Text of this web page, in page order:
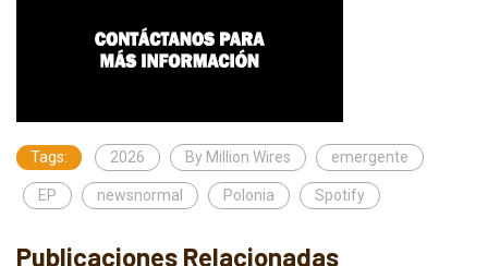
Tags: 2026 By Million Wires emergente
EP newsnormal Polonia Spotify
Publicaciones Relacionadas